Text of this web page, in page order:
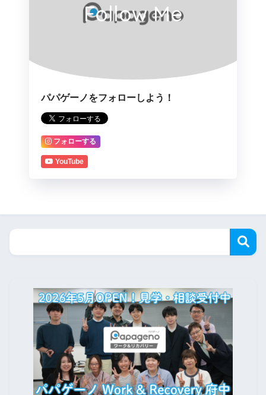
Follow Me
パパゲーノをフォローしよう！
フォローする
YouTube